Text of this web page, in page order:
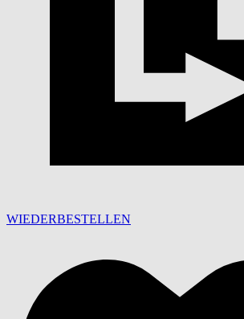
WIEDERBESTELLEN